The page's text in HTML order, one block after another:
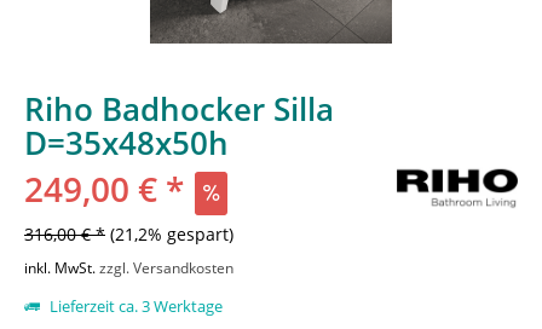
Riho Badhocker Silla
D=35x48x50h
249,00 € *
316,00 € * (21,2% gespart)
inkl. MwSt.zzgl. Versandkosten
Lieferzeit ca. 3 Werktage